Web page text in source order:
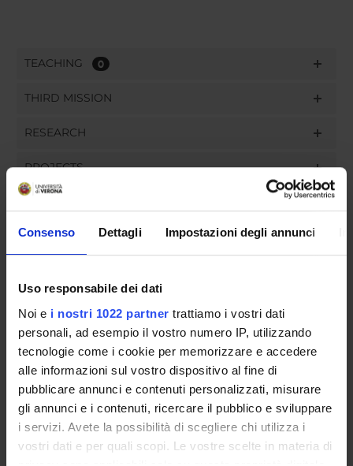
Consenso Dettagli Impostazioni degli annunci
Uso responsabile dei dati
Noi e i nostri 1022 partner trattiamo i vostri dati
personali, ad esempio il vostro numero IP, utilizzando
tecnologie come i cookie per memorizzare e accedere
alle informazioni sul vostro dispositivo al fine di
pubblicare annunci e contenuti personalizzati, misurare
gli annunci e i contenuti, ricercare il pubblico e sviluppare
i servizi. Avete la possibilità di scegliere chi utilizza i
vostri dati e per quali scopi. Le vostre scelte in materia di
TEACHING 0
THIRD MISSION
RESEARCH
PROJECTS
ORGANISATION
GOVERNANCE
COMMITTEES
DEPARTMENT ADMINISTRATION OFFICES
STUDENT ADMINISTRATION OFFICES